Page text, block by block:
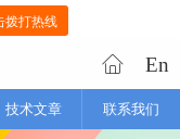
拨打热线
En
技术文章 联系我们